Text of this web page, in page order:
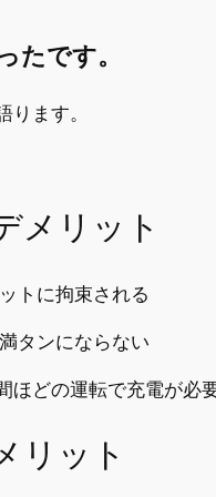
たです。
ります。
メリット
トに拘束される
タンにならない
ほどの運転で充電が必
リット